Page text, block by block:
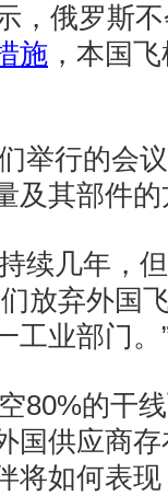
，俄罗斯
施 ，本国
举行的会
及其部件的
续几年，
放弃外国
工业部门。
80%的干
国供应商
将如何表